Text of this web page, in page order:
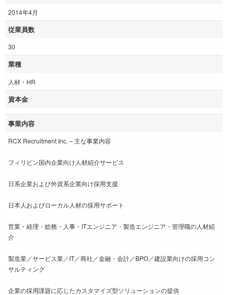
2014年4月
従業員数
30
業種
人材・HR
資本金
事業内容
RCX Recruitment Inc. – 主な事業内容
フィリピン国内企業向け人材紹介サービス
日系企業および外資系企業向け採用支援
日本人およびローカル人材の採用サポート
営業・経理・総務・人事・ITエンジニア・製造エンジニア・管理職の人材紹
介
製造業／サービス業／IT／商社／金融・会計／BPO／建設業向けの採用コン
サルティング
企業の採用課題に応じたカスタマイズ型ソリューションの提供